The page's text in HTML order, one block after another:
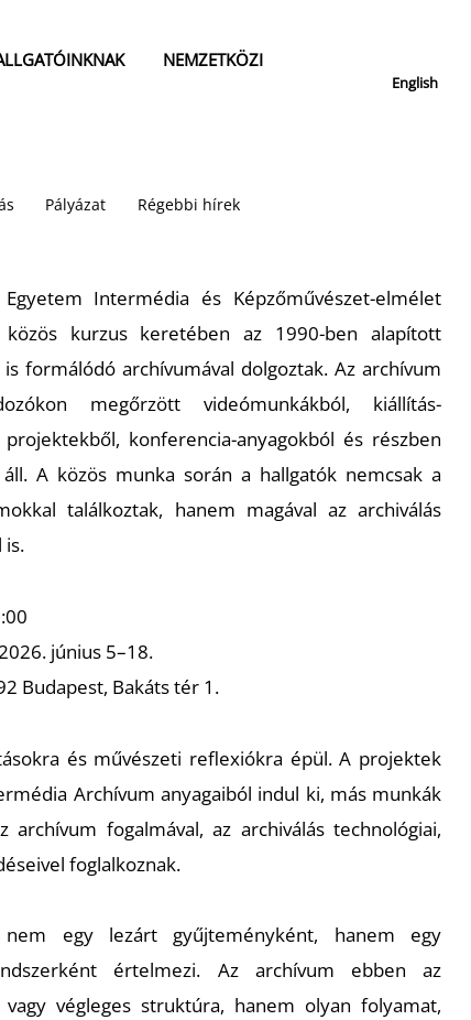
NEMZETKÖZI
English
Pályázat Régebbi hírek
Intermédia és Képzőművészet-elmélet
közös kurzus keretében az 1990-ben alapított
formálódó archívumával dolgoztak. Az archívum
megőrzött videómunkákból, kiállítás-
konferencia-anyagokból és részben
A közös munka során a hallgatók nemcsak a
találkoztak, hanem magával az archiválás
is.
2026. június 5–18.
Budapest, Bakáts tér 1.
és művészeti reflexiókra épül. A projektek
Archívum anyagaiból indul ki, más munkák
fogalmával, az archiválás technológiai,
foglalkoznak.
egy lezárt gyűjteményként, hanem egy
értelmezi. Az archívum ebben az
végleges struktúra, hanem olyan folyamat,